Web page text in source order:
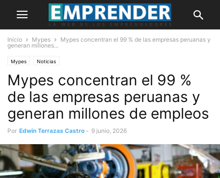
Inicio Mypes
Mypes concentran el 99 % de las empresas peruanas y
generan millones...
Mypes Noticias
Mypes concentran el 99 %
de las empresas peruanas y
generan millones de empleos
Por Edwin Terrazas Castro - 9 junio, 2026